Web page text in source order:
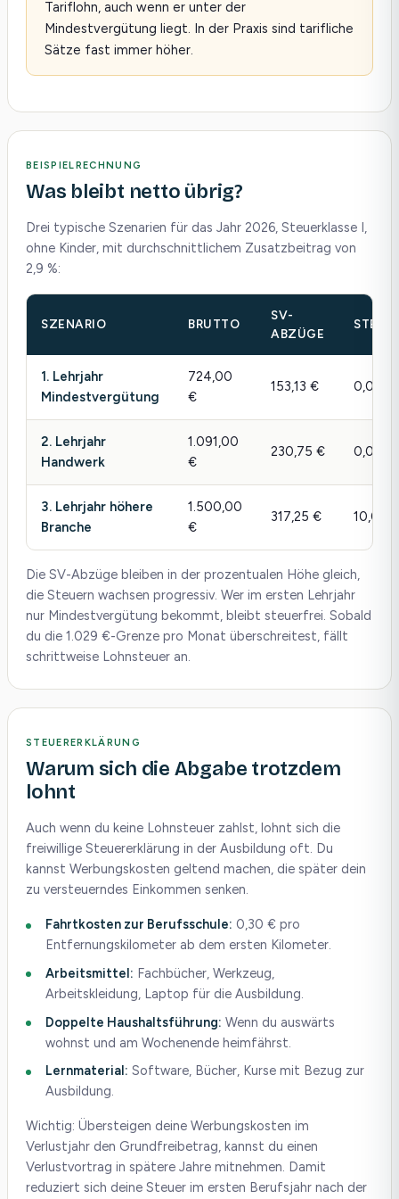
Tariflohn, auch wenn er unter der
Mindestvergütung liegt. In der Praxis sind tarifliche
Sätze fast immer höher.
BEISPIELRECHNUNG
Was bleibt netto übrig?
Drei typische Szenarien für das Jahr 2026, Steuerklasse I,
ohne Kinder, mit durchschnittlichem Zusatzbeitrag von
2,9 %:
SZENARIO BRUTTO
SV-
ABZÜGE
1. Lehrjahr
Mindestvergütung
724,00
€
153,13 € 0,00 €
2. Lehrjahr
Handwerk
1.091,00
€
230,75 € 0,00 €
3. Lehrjahr höhere
Branche
1.500,00
€
317,25 € 10,01 €
Die SV-Abzüge bleiben in der prozentualen Höhe gleich,
die Steuern wachsen progressiv. Wer im ersten Lehrjahr
nur Mindestvergütung bekommt, bleibt steuerfrei. Sobald
du die 1.029 €-Grenze pro Monat überschreitest, fällt
schrittweise Lohnsteuer an.
STEUERERKLÄRUNG
Warum sich die Abgabe trotzdem
lohnt
Auch wenn du keine Lohnsteuer zahlst, lohnt sich die
freiwillige Steuererklärung in der Ausbildung oft. Du
kannst Werbungskosten geltend machen, die später dein
zu versteuerndes Einkommen senken.
Fahrtkosten zur Berufsschule: 0,30 € pro
Entfernungskilometer ab dem ersten Kilometer.
Arbeitsmittel: Fachbücher, Werkzeug,
Arbeitskleidung, Laptop für die Ausbildung.
Doppelte Haushaltsführung: Wenn du auswärts
wohnst und am Wochenende heimfährst.
Lernmaterial: Software, Bücher, Kurse mit Bezug zur
Ausbildung.
Wichtig: Übersteigen deine Werbungskosten im
Verlustjahr den Grundfreibetrag, kannst du einen
Verlustvortrag in spätere Jahre mitnehmen. Damit
reduziert sich deine Steuer im ersten Berufsjahr nach der